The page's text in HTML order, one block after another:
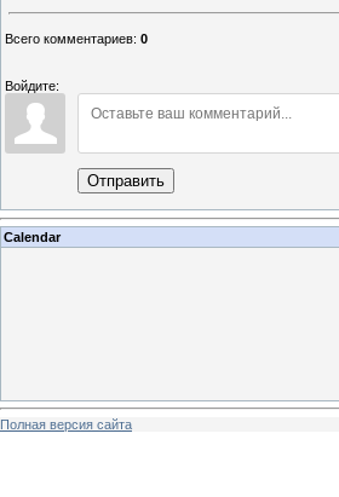
Всего комментариев: 0
Войдите:
Отправить
Calendar
Полная версия сайта